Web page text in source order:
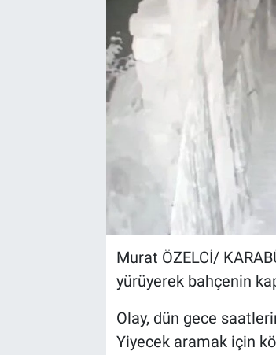
Murat ÖZELCİ/
yürüyerek bahçenin
Olay, dün gece
Yiyecek aramak için
Kültür Sanat
Bilim ve Teknoloji